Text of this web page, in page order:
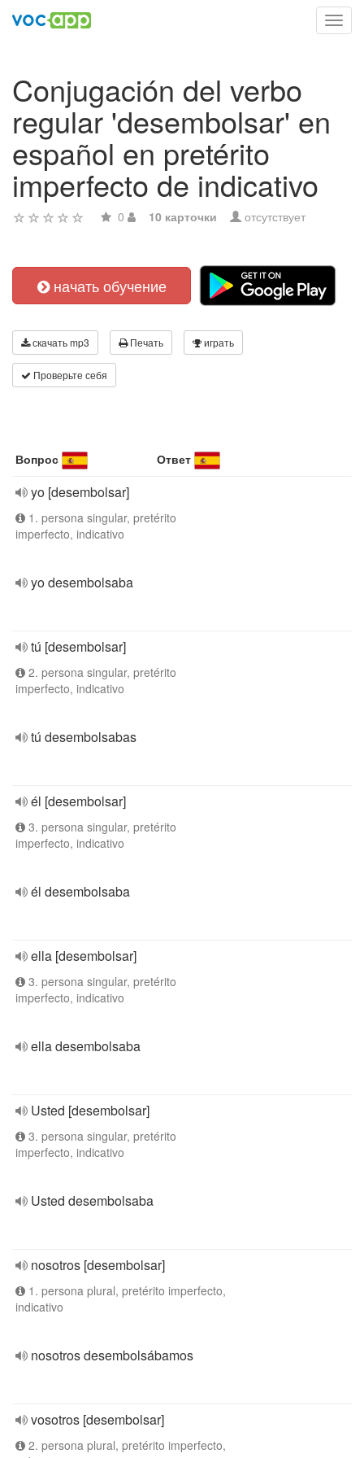
Conjugación del verbo
regular 'desembolsar' en
español en pretérito
imperfecto de indicativo
0 10 карточки отсутствует
начать обучение
скачать mp3 Печать играть
Проверьте себя
Вопрос Ответ
yo [desembolsar]
1. persona singular, pretérito
imperfecto, indicativo
yo desembolsaba
tú [desembolsar]
2. persona singular, pretérito
imperfecto, indicativo
tú desembolsabas
él [desembolsar]
3. persona singular, pretérito
imperfecto, indicativo
él desembolsaba
ella [desembolsar]
3. persona singular, pretérito
imperfecto, indicativo
ella desembolsaba
Usted [desembolsar]
3. persona singular, pretérito
imperfecto, indicativo
Usted desembolsaba
nosotros [desembolsar]
1. persona plural, pretérito imperfecto,
indicativo
nosotros desembolsábamos
vosotros [desembolsar]
2. persona plural, pretérito imperfecto,